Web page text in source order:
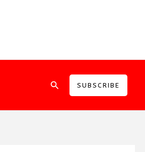
SearchSUBSCRIBE